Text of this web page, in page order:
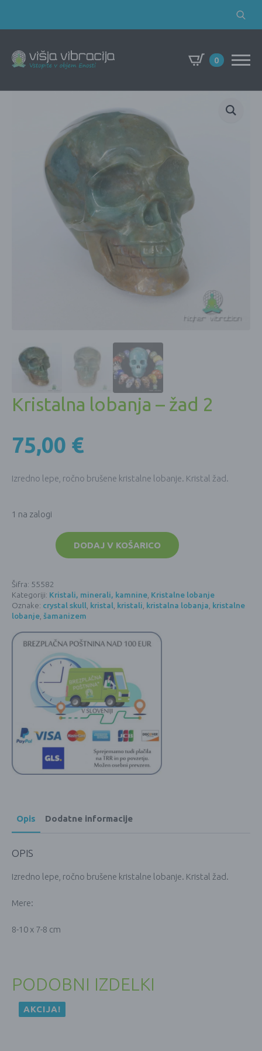
Search
0
Kristalna lobanja – žad 2
75,00 €
Izredno lepe, ročno brušene kristalne lobanje. Kristal žad.
1 na zalogi
količina
DODAJ V KOŠARICO
Šifra: 55582
Kategoriji: Kristali, minerali, kamnine, Kristalne lobanje
Oznake: crystal skull, kristal, kristali, kristalna lobanja, kristalne
lobanje, šamanizem
Opis Dodatne informacije
OPIS
Izredno lepe, ročno brušene kristalne lobanje. Kristal žad.
Mere:
8-10 x 7-8 cm
PODOBNI IZDELKI
AKCIJA!